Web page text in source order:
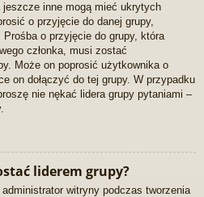
inne mogą mieć ukrytych
o przyjęcie do danej grupy,
o przyjęcie do grupy, która
członka, musi zostać
Może on poprosić użytkownika o
on dołączyć do tej grupy. W przypadku
nie nękać lidera grupy pytaniami –
liderem grupy?
administrator witryny podczas tworzenia